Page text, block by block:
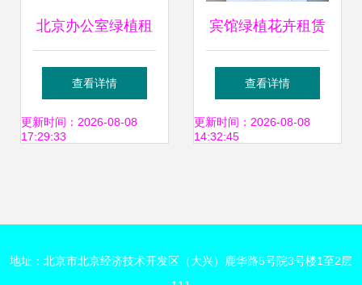
北京办公室绿植租
赁 为办公空间注入
生机与活力
查看详情
更新时间：2026-08-08
17:29:33
宾馆绿植花卉租赁
服务 美化空间、降
低成本的智慧之选
查看详情
更新时间：2026-08-08
14:32:45
地址：北京市北京经济技术开发区（大兴）鹿华路5号院3号楼1至2层